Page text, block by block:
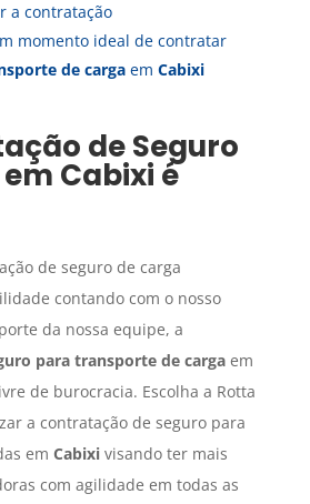
a contratação
momento ideal de contratar
de cargaem Cabixi
deSeguro
em Cabixi é
de seguro de carga
contando com o nosso
da nossa equipe, a
para transporte de cargaem
de burocracia. Escolha a Rotta
a contratação de seguro para
em Cabixivisando ter mais
com agilidade em todas as